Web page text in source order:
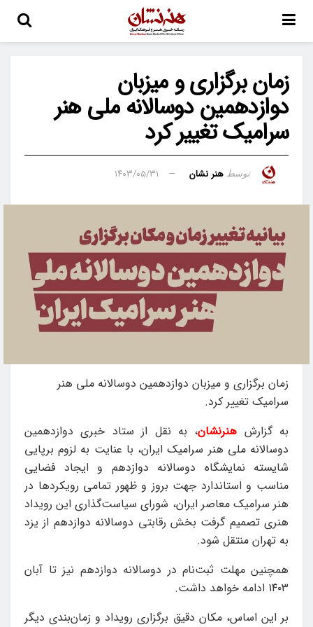
زمان برگزاری و میزبان
دوازدهمین دوسالانه ملی هنر
سرامیک تغییر کرد
توسط هنر نشان ۱۴۰۳/۰۵/۳۱
زمان برگزاری و میزبان دوازدهمین دوسالانه ملی هنر
سرامیک تغییر کرد.
به گزارش هنرنشان، به نقل از ستاد خبری دوازدهمین
دوسالانه ملی هنر سرامیک ایران، با عنایت به لزوم برپایی
شایسته نمایشگاه دوسالانه دوازدهم و ایجاد فضایی
مناسب و استاندارد جهت بروز و ظهور تمامی رویکردها در
هنر سرامیک معاصر ایران، شورای سیاست‌گذاری این رویداد
هنری تصمیم گرفت بخش رقابتی دوسالانه دوازدهم از یزد
به تهران منتقل شود.
همچنین مهلت ثبت‌نام در دوسالانه دوازدهم نیز تا آبان‌
۱۴۰۳ ادامه خواهد داشت.
بر این اساس، مکان دقیق برگزاری رویداد و زمان‌بندی دیگر